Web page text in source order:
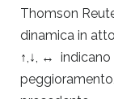
Thomson
dinamica in
↑,↓, ↔